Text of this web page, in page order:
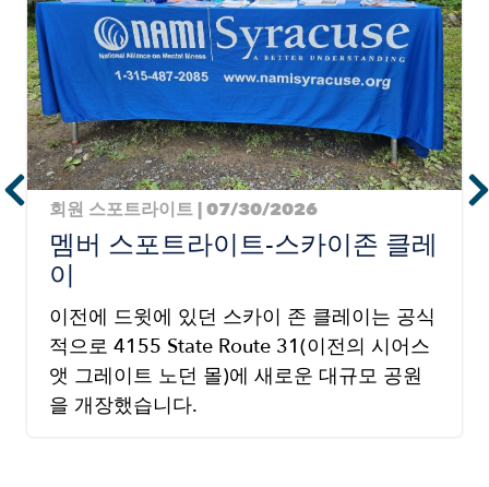
회원 스포트라이트 | 07/30/2026
멤버 스포트라이트-스카이존 클레
이
이전에 드윗에 있던 스카이 존 클레이는 공식
적으로 4155 State Route 31(이전의 시어스
앳 그레이트 노던 몰)에 새로운 대규모 공원
을 개장했습니다.